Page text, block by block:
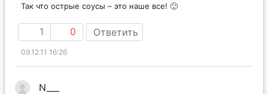
Так что острые соусы – это наше все! 🙂
1 0 Ответить
09.12.11 16:26
N___